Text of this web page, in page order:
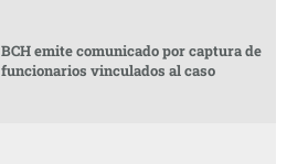
BCH emite comunicado por captura de
funcionarios vinculados al caso